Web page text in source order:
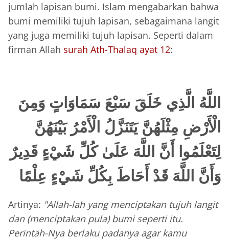
jumlah lapisan bumi. Islam mengabarkan bahwa
bumi memiliki tujuh lapisan, sebagaimana langit
yang juga memiliki tujuh lapisan. Seperti dalam
firman Allah surah Ath-Thalaq ayat 12:
اللَّهُ الَّذِي خَلَقَ سَبْعَ سَمَاوَاتٍ وَمِنَ
الْأَرْضِ مِثْلَهُنَّ يَتَنَزَّلُ الْأَمْرُ بَيْنَهُنَّ
لِتَعْلَمُوا أَنَّ اللَّهَ عَلَىٰ كُلِّ شَيْءٍ قَدِيرٌ
وَأَنَّ اللَّهَ قَدْ أَحَاطَ بِكُلِّ شَيْءٍ عِلْمًا
Artinya: "Allah-lah yang menciptakan tujuh langit
dan (menciptakan pula) bumi seperti itu.
Perintah-Nya berlaku padanya agar kamu